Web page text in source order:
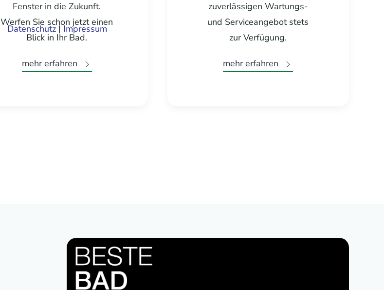
Fenster in die Zukunft.
Werfen Sie schon jetzt einen
Blick in Ihr Bad.
mehr erfahren
zuverlässigen Wartungs-
und Serviceangebot stets
zur Verfügung.
mehr erfahren
Datenschutz|Impressum